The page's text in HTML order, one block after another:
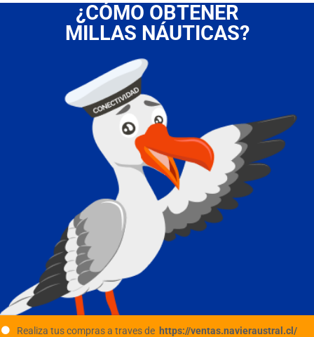
¿CÓMO OBTENER
MILLAS NÁUTICAS?
Realiza tus compras a traves de https://ventas.navieraustral.cl/